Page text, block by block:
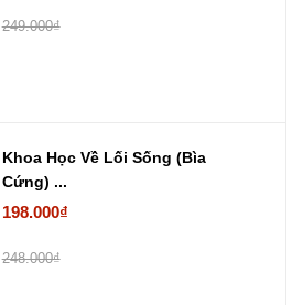
249.000₫
Khoa Học Về Lối Sống (Bìa
Cứng) ...
198.000₫
248.000₫